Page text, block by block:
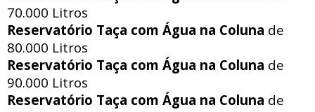
70.000 Litros
Reservatório Taça com Água na Coluna de
80.000 Litros
Reservatório Taça com Água na Coluna de
90.000 Litros
Reservatório Taça com Água na Coluna de